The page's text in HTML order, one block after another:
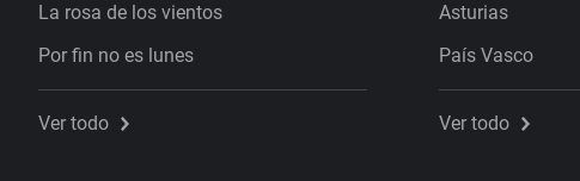
La rosa de los vientos
Por fin no es lunes
Ver todo
Asturias
País Vasco
Ver todo